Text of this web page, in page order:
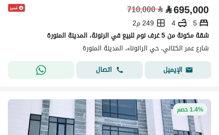
⃁695,000
⃁
710,000
5
4
249 م2
شقة مكونة من 5 غرف نوم للبيع في الرنونة، المدينة المنورة
شارع عمر الكتاني، حي الرانوناء، المدينة المنورة
الإيميل
اتصال
1.4% خصم